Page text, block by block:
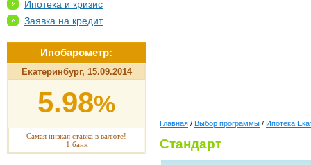
Ипотека и кризис
Заявка на кредит
Ипобарометр:
Екатеринбург, 15.09.2014
5.98%
Самая низкая ставка в валюте!
1 банк
Главная / Выбор программы / Ипотека
Стандарт